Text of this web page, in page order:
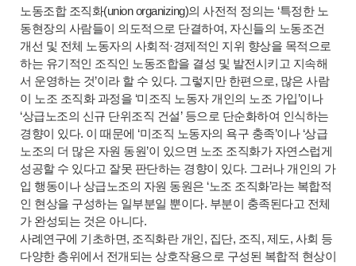
노동조합 조직화(union organizing)의 사전적 정의는 ‘특정한 노
동현장의 사람들이 의도적으로 단결하여, 자신들의 노동조건
개선 및 전체 노동자의 사회적·경제적인 지위 향상을 목적으로
하는 유기적인 조직인 노동조합을 결성 및 발전시키고 지속해
서 운영하는 것’이라 할 수 있다. 그렇지만 한편으로, 많은 사람
이 노조 조직화 과정을 ‘미조직 노동자 개인의 노조 가입’이나
‘상급노조의 신규 단위조직 건설’ 등으로 단순화하여 인식하는
경향이 있다. 이 때문에 ‘미조직 노동자의 욕구 충족’이나 ‘상급
노조의 더 많은 자원 동원’이 있으면 노조 조직화가 자연스럽게
성공할 수 있다고 잘못 판단하는 경향이 있다. 그러나 개인의 가
입 행동이나 상급노조의 자원 동원은 ‘노조 조직화’라는 복합적
인 현상을 구성하는 일부분일 뿐이다. 부분이 충족된다고 전체
가 완성되는 것은 아니다.
사례연구에 기초하면, 조직화란 개인, 집단, 조직, 제도, 사회 등
다양한 층위에서 전개되는 상호작용으로 구성된 복합적 현상이